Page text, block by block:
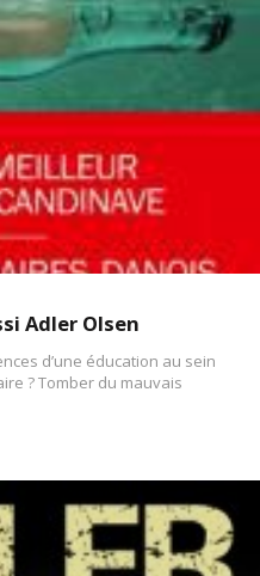
Adler Olsen
d’une éducation au sein
? Tomber du mauvais